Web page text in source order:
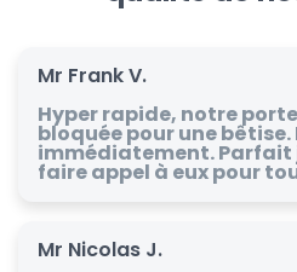
Mr Frank V.
Hyper rapide, notre
bloquée pour une
immédiatement. Parfait
faire appel à eux pour
Mr Nicolas J.